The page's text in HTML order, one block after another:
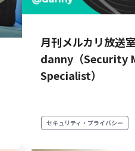
月刊メルカリ放送
danny（Security
Specialist）
セキュリティ・プライバシー